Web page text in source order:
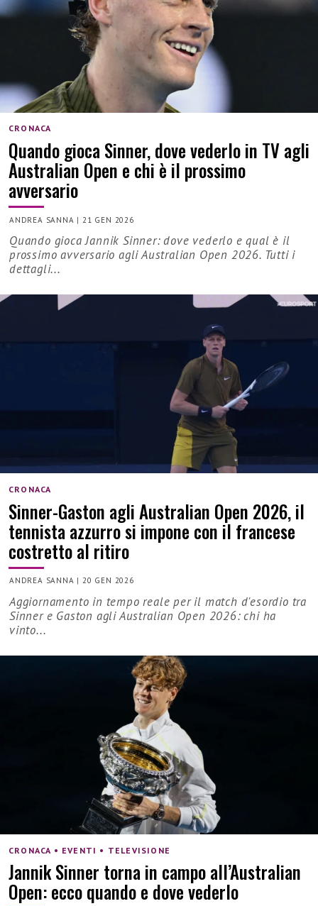
CRONACA
Quando gioca Sinner, dove vederlo in TV agli
Australian Open e chi è il prossimo
avversario
ANDREA SANNA | 21 GEN 2026
Quando gioca Jannik Sinner: dove vederlo e qual è il
prossimo avversario agli Australian Open 2026. Tutti i
dettagli...
CRONACA
Sinner-Gaston agli Australian Open 2026, il
tennista azzurro si impone con il francese
costretto al ritiro
ANDREA SANNA |20 GEN 2026
Aggiornamento in tempo reale per il match d'esordio tra
Sinner e Gaston agli Australian Open 2026: chi ha
vinto...
CRONACA • EVENTI • TELEVISIONE
Jannik Sinner torna in campo all’Australian
Open: ecco quando e dove vederlo